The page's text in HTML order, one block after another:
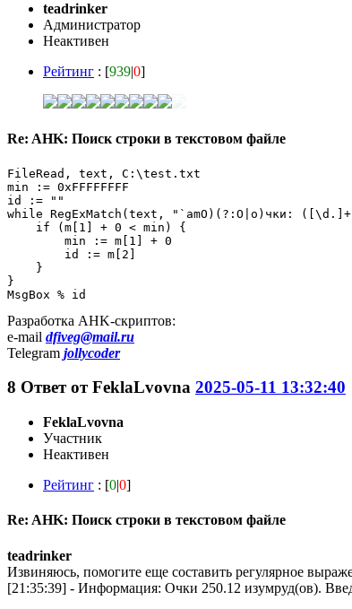
teadrinker
Администратор
Неактивен
Рейтинг : [939|0]
Re: AHK: Поиск строки в текстовом файле
FileRead, text, C:\test.txt
min := 0xFFFFFFFF
id := ""
while RegExMatch(text, "`amO)(?:О|о)чки:
    if (m[1] + 0 < min) {
        min := m[1] + 0
        id := m[2]
    }
}
MsgBox % id
Разработка AHK-скриптов:
e-mail dfiveg@mail.ru
Telegram jollycoder
8 Ответ отFeklaLvovna 2025-05-11 13:32:40
FeklaLvovna
Участник
Неактивен
Рейтинг : [0|0]
Re: AHK: Поиск строки в текстовом файле
teadrinker
Извиняюсь, помогите еще составить регулярное
[21:35:39] - Информация: Очки 250.12 изумруд(ов).